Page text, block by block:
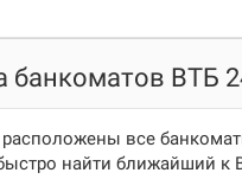
банкоматов ВТБ
расположены все
найти ближайший к